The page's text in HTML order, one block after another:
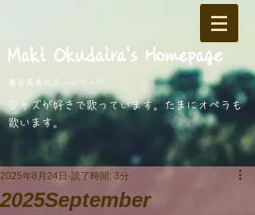
​Maki Okudaira's Homepage
奥平真希のホームページ
​ジャズが好きで歌っています。 たまにオペラも
歌います。
2025September
2025年8月24日 読了時間: 3分